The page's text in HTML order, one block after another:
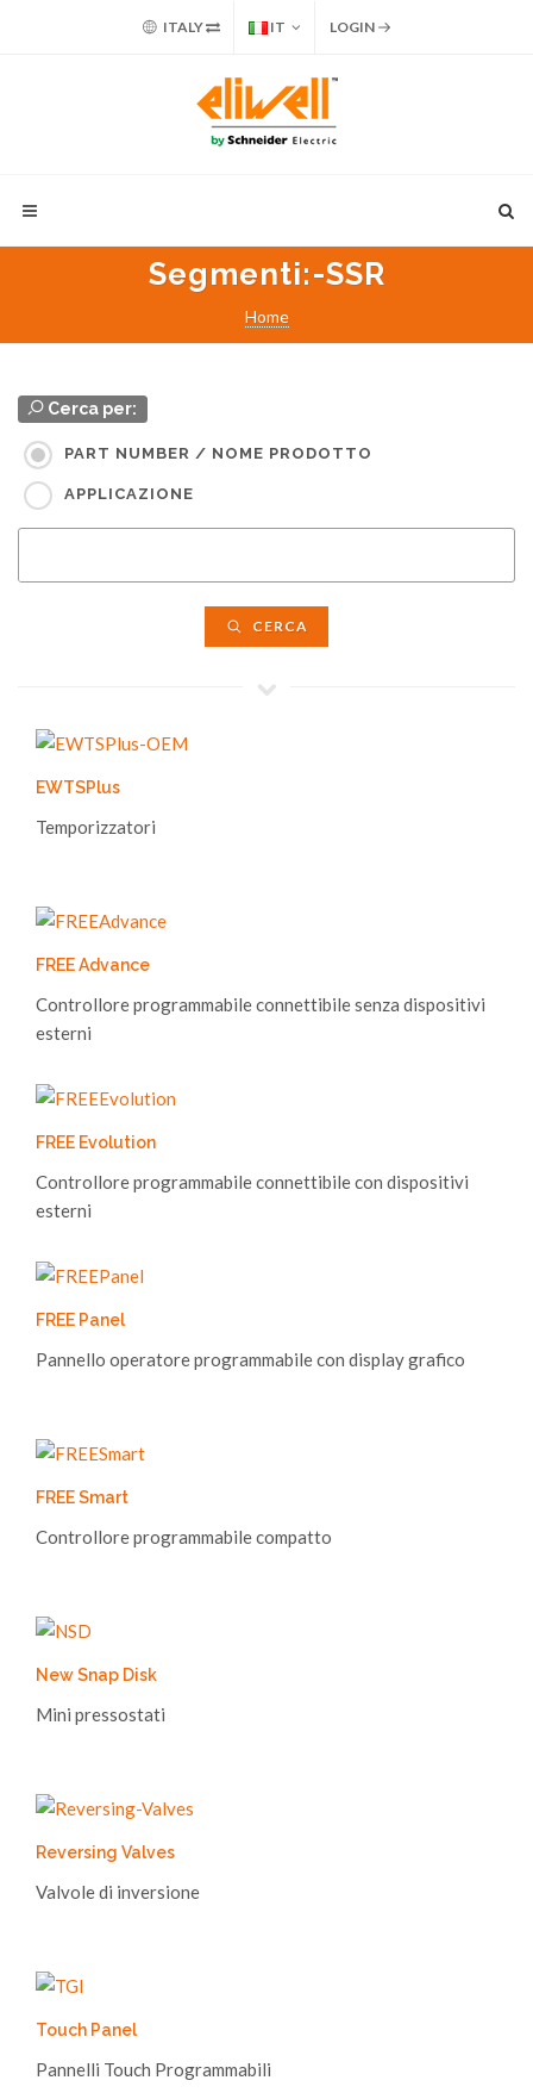
ITALY IT LOGIN
Segmenti:-SSR
Home
Cerca per:
PART NUMBER / NOME PRODOTTO
APPLICAZIONE
CERCA
EWTSPlus
Temporizzatori
FREE Advance
Controllore programmabile connettibile senza dispositivi
esterni
FREE Evolution
Controllore programmabile connettibile con dispositivi
esterni
FREE Panel
Pannello operatore programmabile con display grafico
FREE Smart
Controllore programmabile compatto
New Snap Disk
Mini pressostati
Reversing Valves
Valvole di inversione
Touch Panel
Pannelli Touch Programmabili